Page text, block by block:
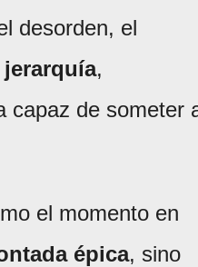
desorden, el
jerarquía,
capaz de someter
el momento en
épica, sino